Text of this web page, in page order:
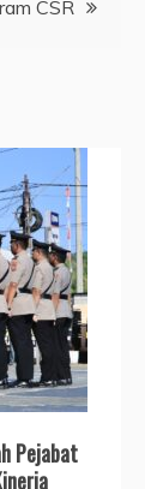
CSR
Pejabat